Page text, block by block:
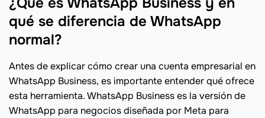
qué se diferencia de WhatsApp
normal?
Antes de explicar cómo crear una cuenta empresarial en
WhatsApp Business, es importante entender qué ofrece
esta herramienta. WhatsApp Business es la versión de
WhatsApp para negocios diseñada por Meta para